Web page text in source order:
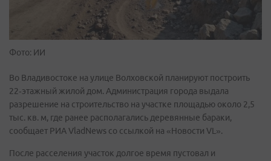
Фото: ИИ
Во Владивостоке на улице Волховской планируют построить
22‑этажный жилой дом. Администрация города выдала
разрешение на строительство на участке площадью около 2,5
тыс. кв. м, где ранее располагались деревянные бараки,
сообщает РИА VladNews со ссылкой на «Новости VL».
После расселения участок долгое время пустовал и